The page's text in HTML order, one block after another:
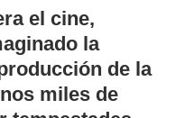
el cine,
la
de la
miles de